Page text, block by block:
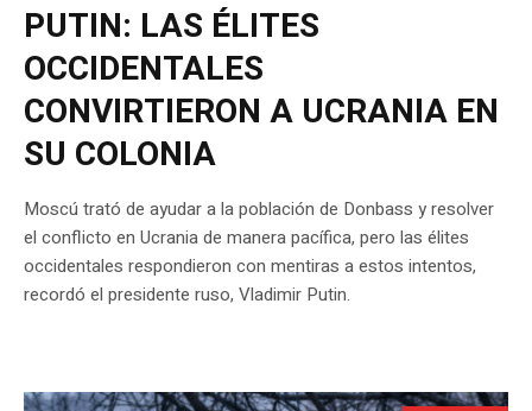
PUTIN: LAS ÉLITES
OCCIDENTALES
CONVIRTIERON A UCRANIA EN
SU COLONIA
Moscú trató de ayudar a la población de Donbass y resolver
el conflicto en Ucrania de manera pacífica, pero las élites
occidentales respondieron con mentiras a estos intentos,
recordó el presidente ruso, Vladimir Putin.